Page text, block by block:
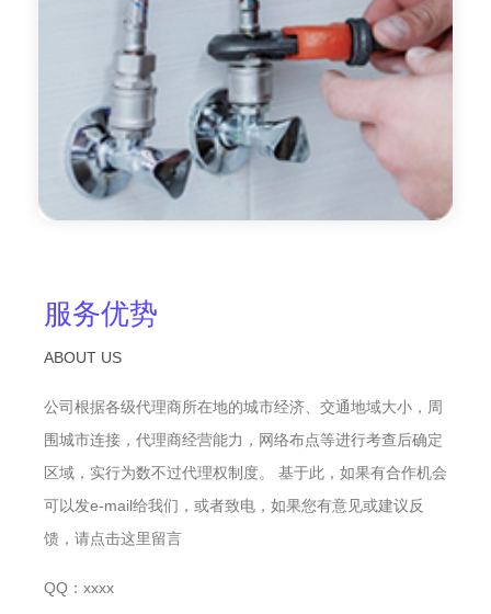
服务优势
ABOUT US
公司根据各级代理商所在地的城市经济、交通地域大小，周
围城市连接，代理商经营能力，网络布点等进行考查后确定
区域，实行为数不过代理权制度。 基于此，如果有合作机会
可以发e-mail给我们，或者致电，如果您有意见或建议反
馈，请点击这里留言
QQ：xxxx